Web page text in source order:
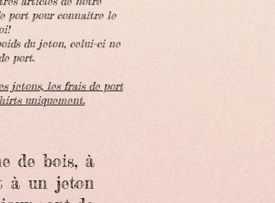
port pour connaître le
du jeton, celui-ci ne
port.
jetons, les frais de port
uniquement.
de bois, à
à un jeton